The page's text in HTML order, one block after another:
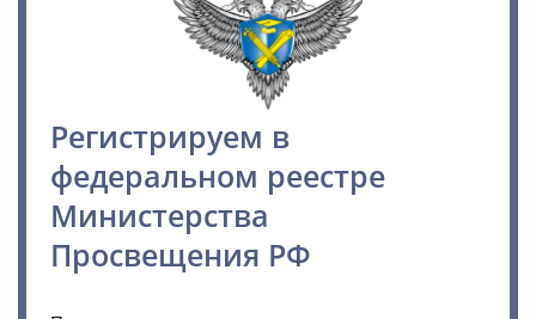
Регистрируем в
федеральном реестре
Министерства
Просвещения РФ